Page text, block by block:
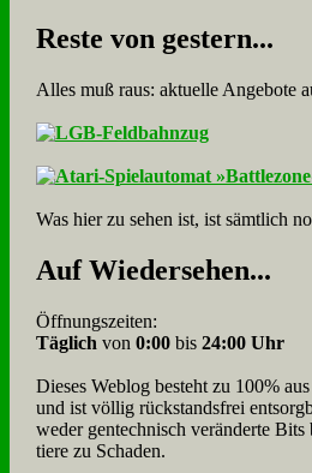
Re­ste von ge­stern...
Alles muß raus: aktuelle An­ge­bo­te
Was hier zu sehen ist, ist sämt­lich
Auf Wie­der­se­hen...
Öffnungszeiten:
Täglich von 0:00bis 24:00 Uhr
Dieses Weblog besteht zu 100%
und ist völlig rück­stands­frei
weder gen­tech­nisch veränderte
tiere zu Scha­den.